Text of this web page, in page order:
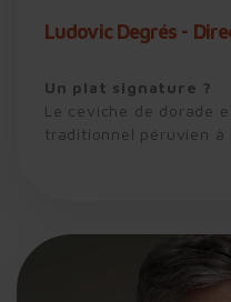
Ludovic Degrés -
Un plat signature ?
Le ceviche de dorade
traditionnel péruvien à